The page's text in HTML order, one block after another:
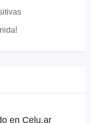
en Celu.ar